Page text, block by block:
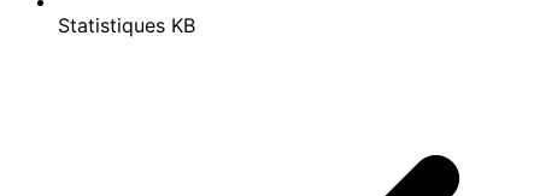
Statistiques KB